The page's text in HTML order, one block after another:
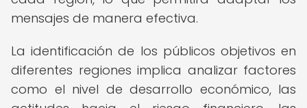
mensajes de manera efectiva.
La identificación de los públicos objetivos en
diferentes regiones implica analizar factores
como el nivel de desarrollo económico, las